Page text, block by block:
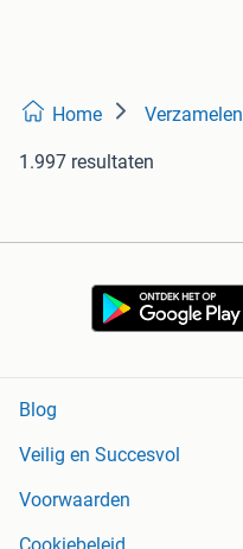
Home Verzamelen
1.997 resultaten
Blog
Veilig en Succesvol
Voorwaarden